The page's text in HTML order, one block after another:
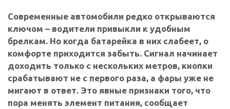
Современные автомобили редко открываются
ключом – водители привыкли к удобным
брелкам. Но когда батарейка в них слабеет, о
комфорте приходится забыть. Сигнал начинает
доходить только с нескольких метров, кнопки
срабатывают не с первого раза, а фары уже не
мигают в ответ. Это явные признаки того, что
пора менять элемент питания, сообщает